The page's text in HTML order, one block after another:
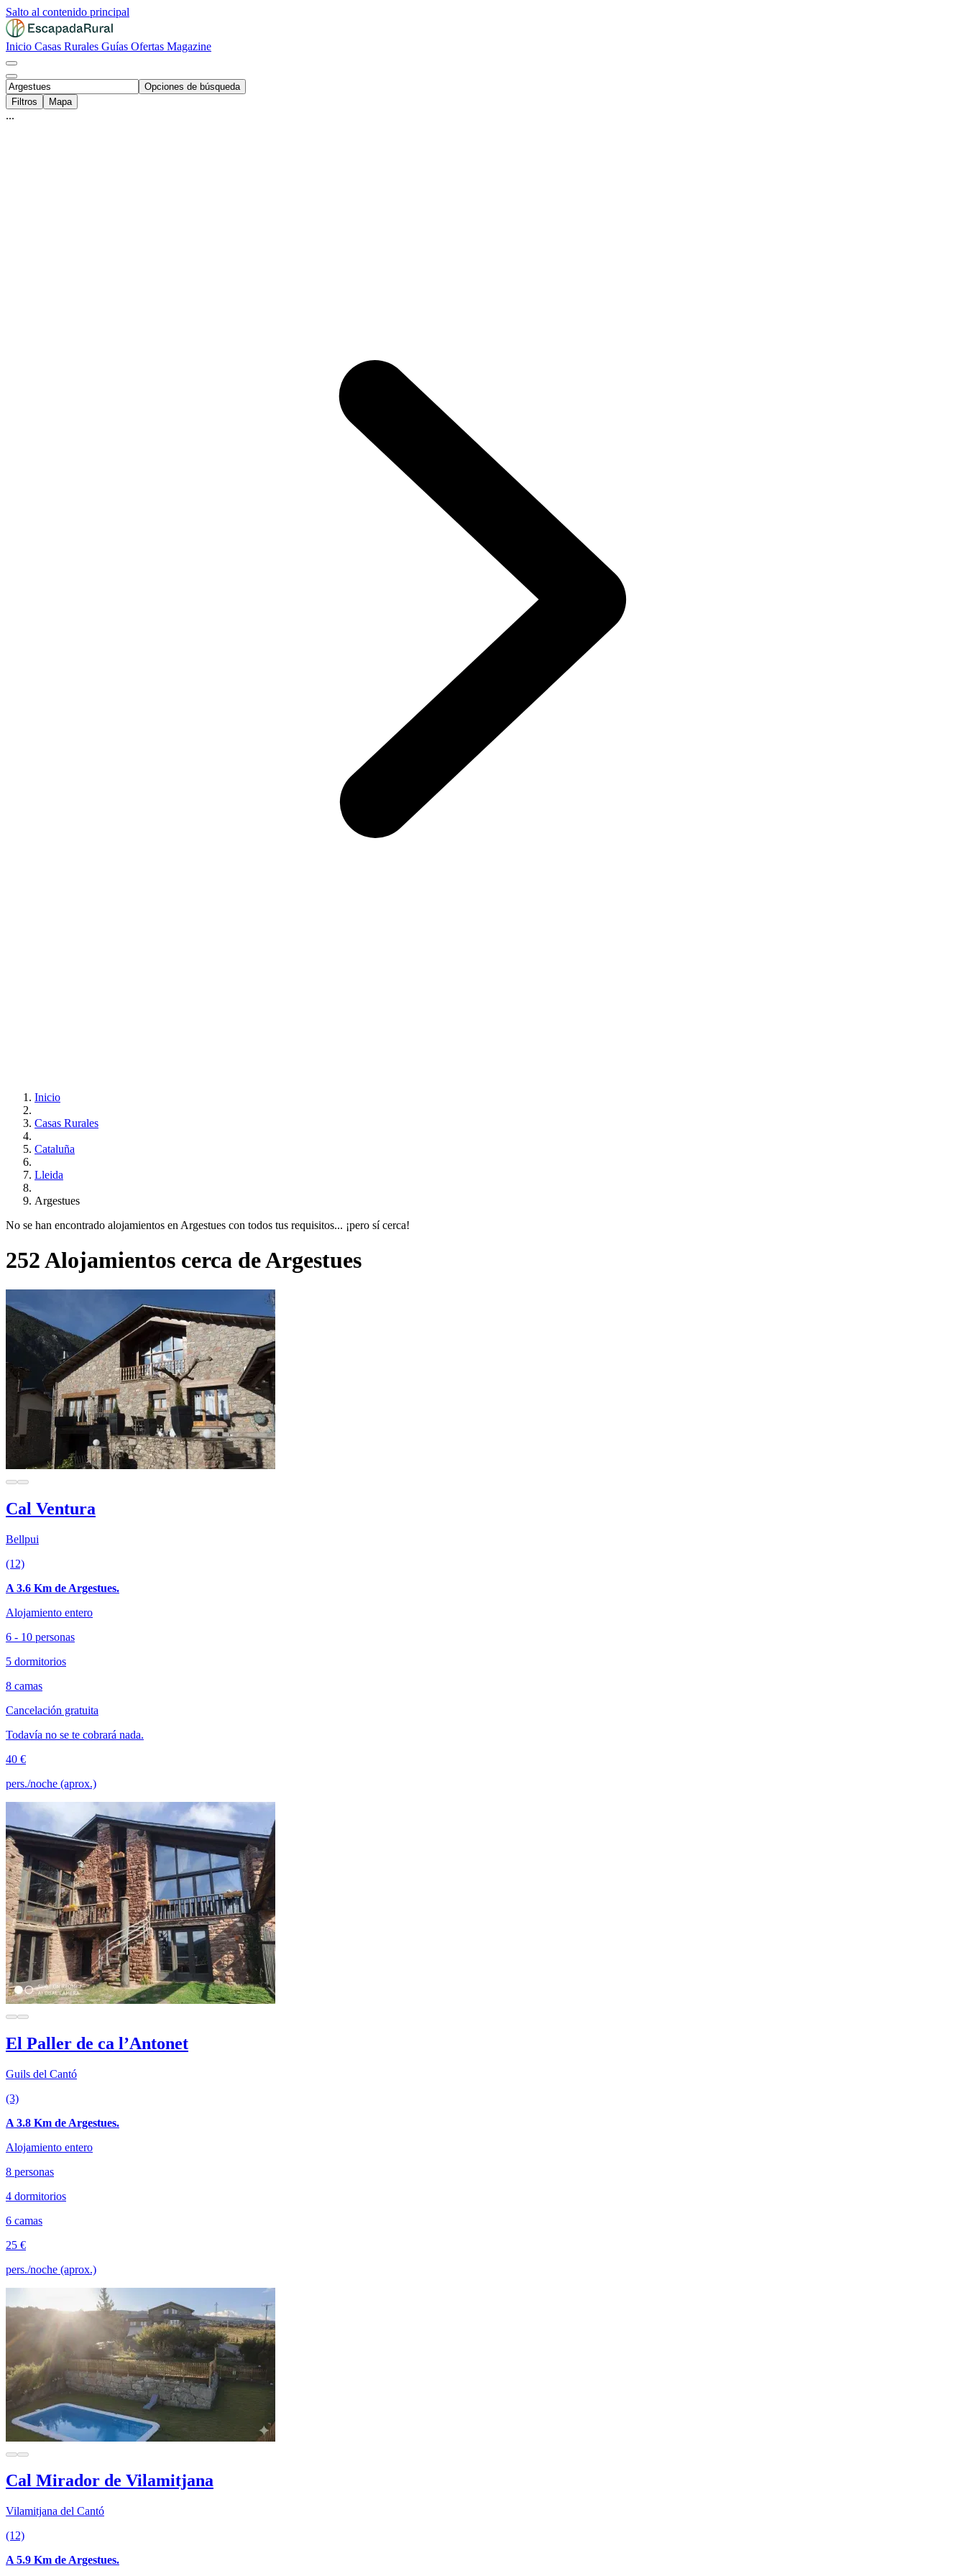
Salto al contenido principal
Inicio Casas Rurales Guías Ofertas Magazine
Opciones de búsqueda
Filtros
Mapa
...
Inicio
Casas Rurales
Cataluña
Lleida
Argestues
No se han encontrado alojamientos en Argestues con todos tus requisitos... ¡pero sí cerca!
252 Alojamientos cerca de Argestues
Cal Ventura
Bellpui
(12)
A 3.6 Km de Argestues.
Alojamiento entero
6 - 10 personas
5 dormitorios
8 camas
Cancelación gratuita
Todavía no se te cobrará nada.
40 €
pers./noche (aprox.)
El Paller de ca l’Antonet
Guils del Cantó
(3)
A 3.8 Km de Argestues.
Alojamiento entero
8 personas
4 dormitorios
6 camas
25 €
pers./noche (aprox.)
Cal Mirador de Vilamitjana
Vilamitjana del Cantó
(12)
A 5.9 Km de Argestues.